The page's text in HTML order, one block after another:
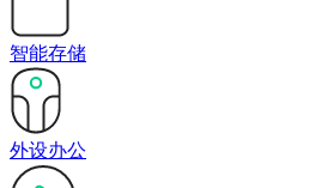
智能存储
外设办公